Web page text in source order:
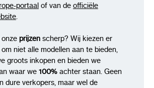
portaal of van de officiële
.
prijzen scherp? Wij kiezen er
niet alle modellen aan te bieden,
groots inkopen en bieden we
waar we 100% achter staan. Geen
dure verkopers, maar wel de